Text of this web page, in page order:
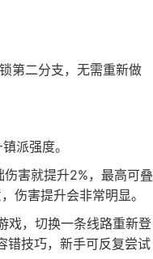
二分支，无需重新做
派强度。
害就提升2%，最高可叠
伤害提升会非常明显。
，切换一条线路重新登
错技巧，新手可反复尝试